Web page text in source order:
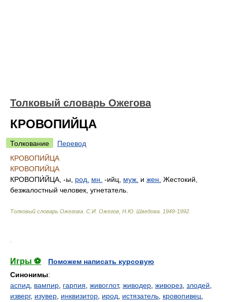
Толковый словарь Ожегова
КРОВОПИЙЦА
Толкование
Перевод
КРОВОПИЙЦА
КРОВОПИЙЦА
КРОВОПИ́ЙЦА , -ы, род. мн. -ийц, муж. и жен. Жестокий,
безжалостный человек, угнетатель.
Толковый словарь Ожегова С.И. Ожегов, Н.Ю. Шведова. 1949-1992
Игры ⚽
Поможем написать курсовую
Синонимы:
аспид
вампир гарпия живоглот, живодер живорез злодей
изверг, изувер инквизитор ирод истязатель кровопивец